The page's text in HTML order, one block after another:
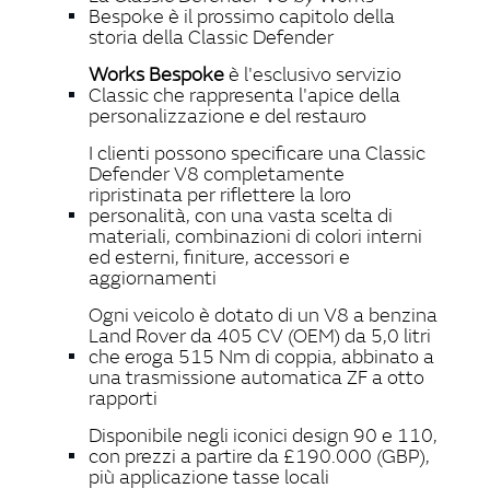
SHARE
Bespoke è il prossimo capitolo della
storia della Classic Defender
Works Bespokeè l'esclusivo servizio
Classic che rappresenta l'apice della
personalizzazione e del restauro
I clienti possono specificare una Classic
Defender V8 completamente
ripristinata per riflettere la loro
personalità, con una vasta scelta di
materiali, combinazioni di colori interni
ed esterni, finiture, accessori e
aggiornamenti
Ogni veicolo è dotato di un V8 a benzina
Land Rover da 405 CV (OEM) da 5,0 litri
che eroga 515 Nm di coppia, abbinato a
una trasmissione automatica ZF a otto
rapporti
Disponibile negli iconici design 90 e 110,
con prezzi a partire da £190.000 (GBP),
più applicazione tasse locali